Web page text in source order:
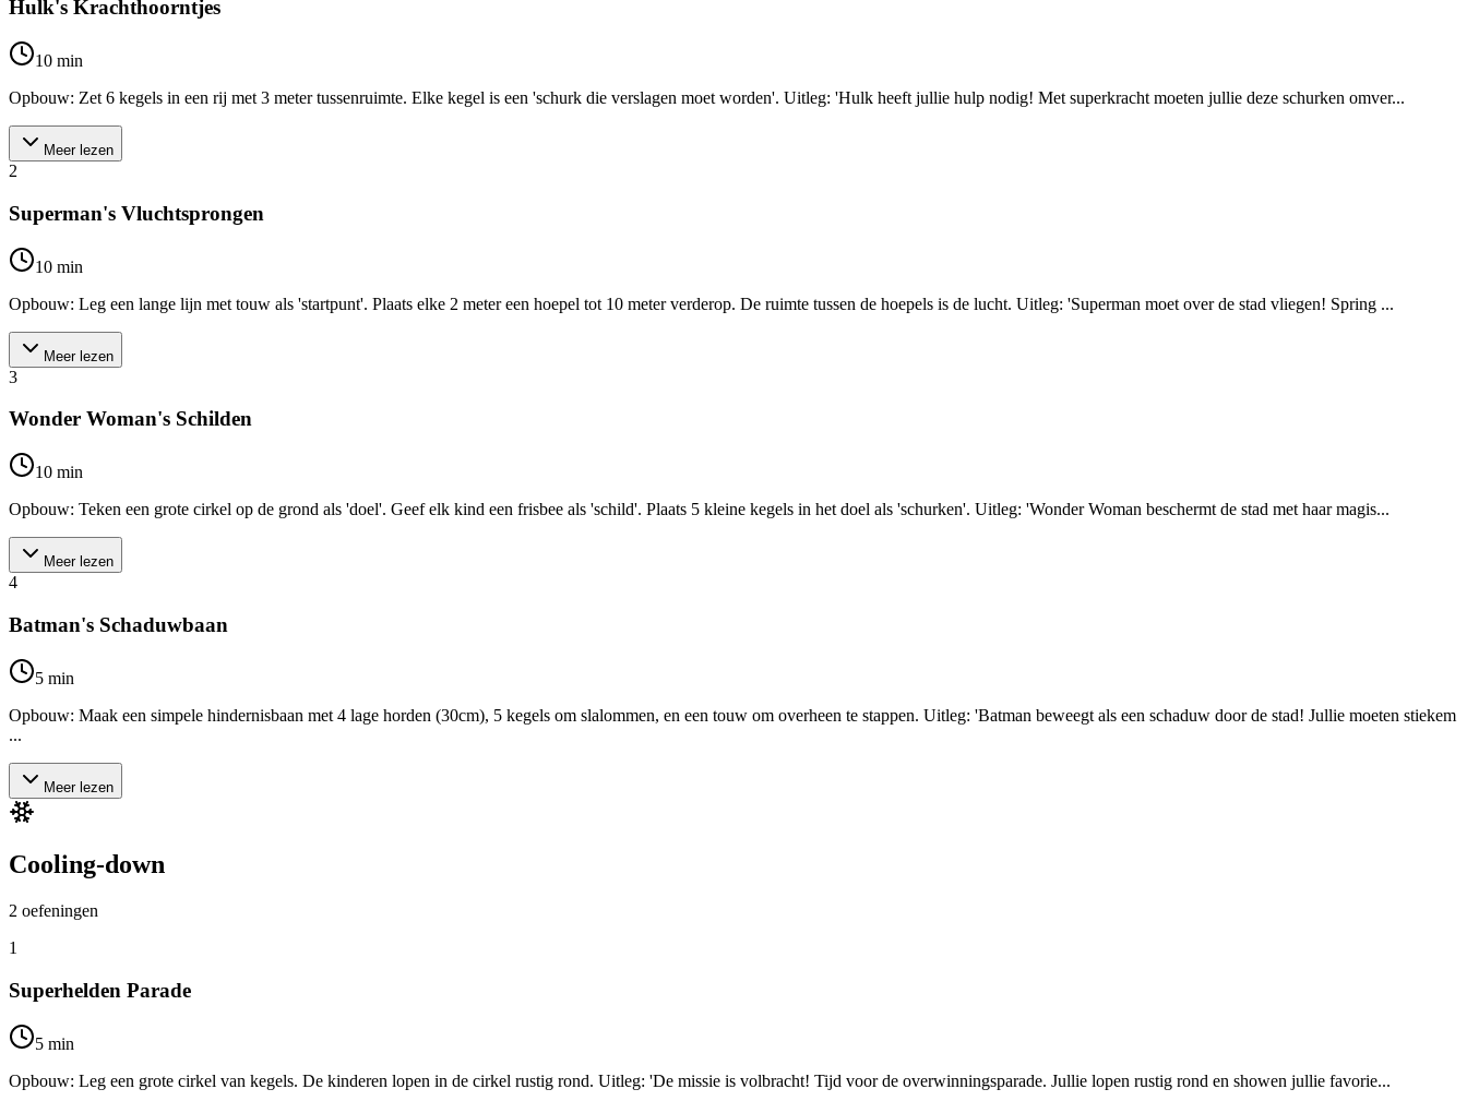
Hulk's Krachthoorntjes
10 min
Opbouw: Zet 6 kegels in een rij met 3 meter tussenruimte. Elke kegel is een 'schurk die verslagen moet worden'. Uitleg: 'Hulk heeft jullie hulp nodig! Met superkracht moeten jullie deze schurken omver...
Meer lezen
2
Superman's Vluchtsprongen
10 min
Opbouw: Leg een lange lijn met touw als 'startpunt'. Plaats elke 2 meter een hoepel tot 10 meter verderop. De ruimte tussen de hoepels is de lucht. Uitleg: 'Superman moet over de stad vliegen! Spring ...
Meer lezen
3
Wonder Woman's Schilden
10 min
Opbouw: Teken een grote cirkel op de grond als 'doel'. Geef elk kind een frisbee als 'schild'. Plaats 5 kleine kegels in het doel als 'schurken'. Uitleg: 'Wonder Woman beschermt de stad met haar magis...
Meer lezen
4
Batman's Schaduwbaan
5 min
Opbouw: Maak een simpele hindernisbaan met 4 lage horden (30cm), 5 kegels om slalommen, en een touw om overheen te stappen. Uitleg: 'Batman beweegt als een schaduw door de stad! Jullie moeten stiekem
...
Meer lezen
Cooling-down
2 oefeningen
1
Superhelden Parade
5 min
Opbouw: Leg een grote cirkel van kegels. De kinderen lopen in de cirkel rustig rond. Uitleg: 'De missie is volbracht! Tijd voor de overwinningsparade. Jullie lopen rustig rond en showen jullie favorie...